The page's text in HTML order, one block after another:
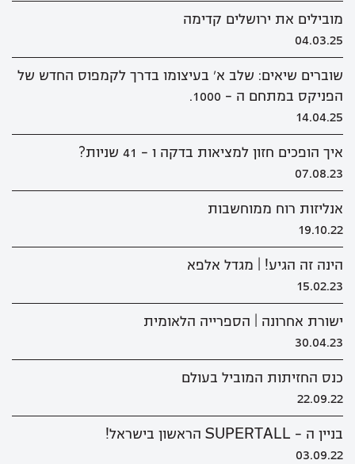
מובילים את ירושלים קדימה
04.03.25
שוברים שיאים: שלב א' בעיצומו בדרך לקמפוס החדש של
הפניקס במתחם ה - 1000.
14.04.25
איך הופכים חזון למציאות בדקה ו - 41 שניות?
07.08.23
אנליזות רוח ממוחשבות
19.10.22
הינה זה הגיע! | מגדל אלפא
15.02.23
ישורת אחרונה | הספרייה הלאומית
30.04.23
כנס החזיתות המוביל בעולם
22.09.22
בניין ה - SUPERTALL הראשון בישראל!
03.09.22